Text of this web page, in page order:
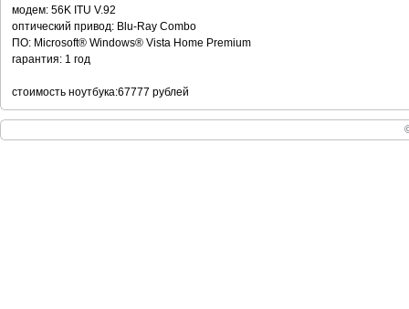
модем: 56K ITU V.92
оптический привод: Blu-Ray Combo
ПО: Microsoft® Windows® Vista Home Premium
гарантия: 1 год
стоимость ноутбука:67777 рублей